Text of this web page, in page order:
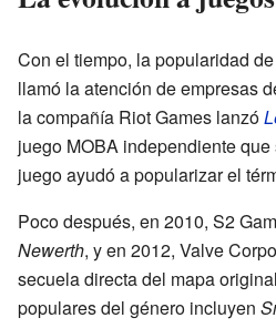
Con el tiempo, la popularidad
llamó la atención de empresas
la compañía Riot Games lanzó
juego MOBA independiente
juego ayudó a popularizar el
Poco después, en 2010, S2
Newerth, y en 2012, Valve
secuela directa del mapa
populares del género incluyen